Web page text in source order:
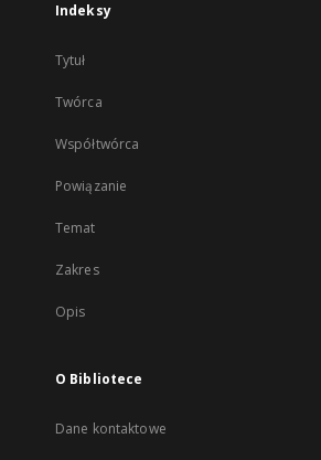
Indeksy
Tytuł
Twórca
Współtwórca
Powiązanie
Temat
Zakres
Opis
O Bibliotece
Dane kontaktowe